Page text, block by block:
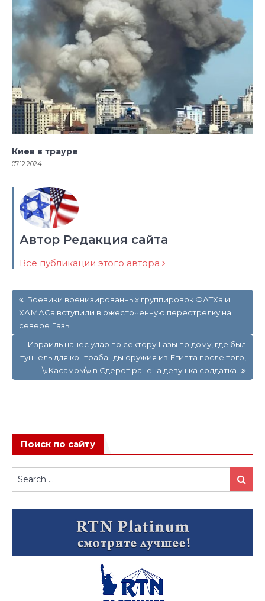
Киев в трауре
07.12.2024
Автор Редакция сайта
Все публикации этого автора
по
записям
Боевики военизированных группировок ФАТХа и
ХАМАСа вступили в ожесточенную перестрелку на
севере Газы.
Израиль нанес удар по сектору Газы по дому, где был
туннель для контрабанды оружия из Египта после того,
\»Касамом\» в Сдерот ранена девушка солдатка.
Поиск по сайту
Search
for:
Search